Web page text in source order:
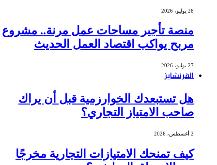
28 يوليو، 2026
منصة تأجير مساحات عمل مرنة.. مشروع
مربح يواكب اقتصاد العمل الحديث
27 يوليو، 2026
الفرنشايز
هل تستبعدك الخوارزمية قبل أن يراك
صاحب الامتياز التجاري؟
2 أغسطس، 2026
كيف تمنحك الامتيازات التجارية مخرجًا